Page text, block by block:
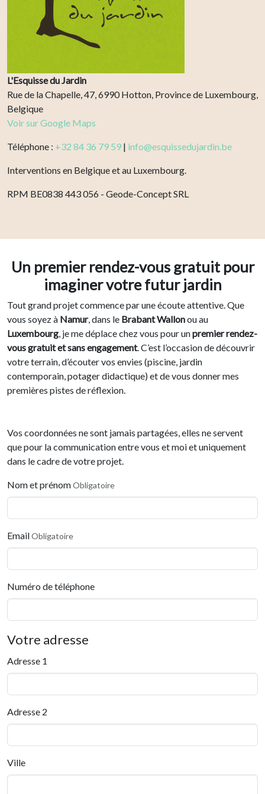
L'Esquisse du Jardin
Rue de la Chapelle, 47, 6990 Hotton, Province de Luxembourg,
Belgique
Voir sur Google Maps
Téléphone : +32 84 36 79 59 | info@esquissedujardin.be
Interventions en Belgique et au Luxembourg.
RPM BE0838 443 056 - Geode-Concept SRL
Un premier rendez-vous gratuit pour
imaginer votre futur jardin
Tout grand projet commence par une écoute attentive. Que
vous soyez à Namur, dans le Brabant Wallonou au
Luxembourg , je me déplace chez vous pour unpremier rendez-
vous gratuit et sans engagement. C’est l’occasion de découvrir
votre terrain, d’écouter vos envies (piscine, jardin
contemporain, potager didactique) et de vous donner mes
premières pistes de réflexion.
Vos coordonnées ne sont jamais partagées, elles ne servent
que pour la communication entre vous et moi et uniquement
dans le cadre de votre projet.
Nom et prénomObligatoire
EmailObligatoire
Numéro de téléphone
Votre adresse
Adresse 1
Adresse 2
Ville